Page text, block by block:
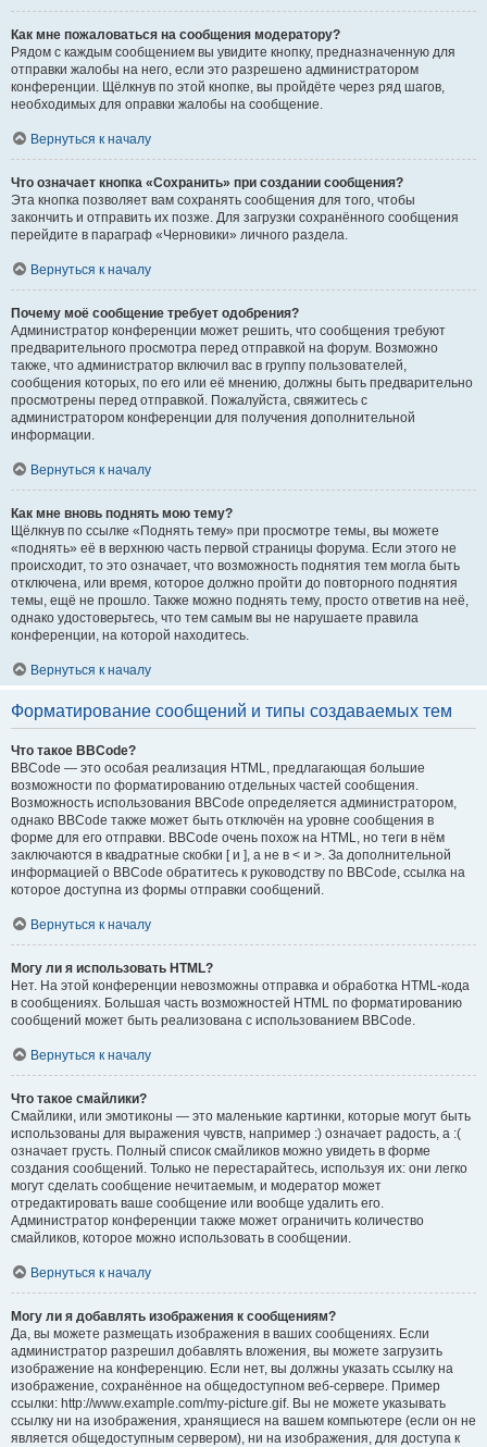
Как мне пожаловаться на сообщения модератору?
Рядом с каждым сообщением вы увидите кнопку, предназначенную для
отправки жалобы на него, если это разрешено администратором
конференции. Щёлкнув по этой кнопке, вы пройдёте через ряд шагов,
необходимых для оправки жалобы на сообщение.
Вернуться к началу
Что означает кнопка «Сохранить» при создании сообщения?
Эта кнопка позволяет вам сохранять сообщения для того, чтобы
закончить и отправить их позже. Для загрузки сохранённого сообщения
перейдите в параграф «Черновики» личного раздела.
Вернуться к началу
Почему моё сообщение требует одобрения?
Администратор конференции может решить, что сообщения требуют
предварительного просмотра перед отправкой на форум. Возможно
также, что администратор включил вас в группу пользователей,
сообщения которых, по его или её мнению, должны быть предварительно
просмотрены перед отправкой. Пожалуйста, свяжитесь с
администратором конференции для получения дополнительной
информации.
Вернуться к началу
Как мне вновь поднять мою тему?
Щёлкнув по ссылке «Поднять тему» при просмотре темы, вы можете
«поднять» её в верхнюю часть первой страницы форума. Если этого не
происходит, то это означает, что возможность поднятия тем могла быть
отключена, или время, которое должно пройти до повторного поднятия
темы, ещё не прошло. Также можно поднять тему, просто ответив на неё,
однако удостоверьтесь, что тем самым вы не нарушаете правила
конференции, на которой находитесь.
Вернуться к началу
Форматирование сообщений и типы создаваемых тем
Что такое BBCode?
BBCode — это особая реализация HTML, предлагающая большие
возможности по форматированию отдельных частей сообщения.
Возможность использования BBCode определяется администратором,
однако BBCode также может быть отключён на уровне сообщения в
форме для его отправки. BBCode очень похож на HTML, но теги в нём
заключаются в квадратные скобки [ и ], а не в < и >. За дополнительной
информацией о BBCode обратитесь к руководству по BBCode, ссылка на
которое доступна из формы отправки сообщений.
Вернуться к началу
Могу ли я использовать HTML?
Нет. На этой конференции невозможны отправка и обработка HTML-кода
в сообщениях. Большая часть возможностей HTML по форматированию
сообщений может быть реализована с использованием BBCode.
Вернуться к началу
Что такое смайлики?
Смайлики, или эмотиконы — это маленькие картинки, которые могут быть
использованы для выражения чувств, например :) означает радость, а :(
означает грусть. Полный список смайликов можно увидеть в форме
создания сообщений. Только не перестарайтесь, используя их: они легко
могут сделать сообщение нечитаемым, и модератор может
отредактировать ваше сообщение или вообще удалить его.
Администратор конференции также может ограничить количество
смайликов, которое можно использовать в сообщении.
Вернуться к началу
Могу ли я добавлять изображения к сообщениям?
Да, вы можете размещать изображения в ваших сообщениях. Если
администратор разрешил добавлять вложения, вы можете загрузить
изображение на конференцию. Если нет, вы должны указать ссылку на
изображение, сохранённое на общедоступном веб-сервере. Пример
ссылки: http://www.example.com/my-picture.gif. Вы не можете указывать
ссылку ни на изображения, хранящиеся на вашем компьютере (если он не
является общедоступным сервером), ни на изображения, для доступа к